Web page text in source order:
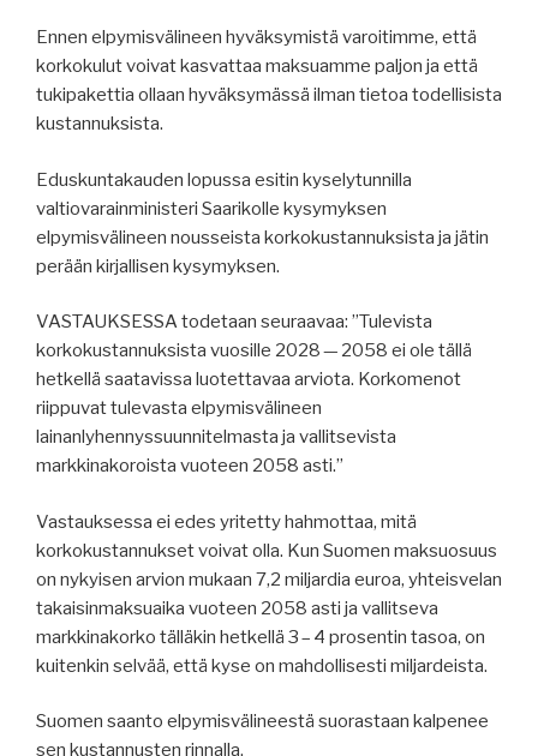
Ennen elpymisvälineen hyväksymistä varoitimme, että
korkokulut voivat kasvattaa maksuamme paljon ja että
tukipakettia ollaan hyväksymässä ilman tietoa todellisista
kustannuksista.
Eduskuntakauden lopussa esitin kyselytunnilla
valtiovarainministeri Saarikolle kysymyksen
elpymisvälineen nousseista korkokustannuksista ja jätin
perään kirjallisen kysymyksen.
VASTAUKSESSA todetaan seuraavaa: ”Tulevista
korkokustannuksista vuosille 2028 — 2058 ei ole tällä
hetkellä saatavissa luotettavaa arviota. Korkomenot
riippuvat tulevasta elpymisvälineen
lainanlyhennyssuunnitelmasta ja vallitsevista
markkinakoroista vuoteen 2058 asti.”
Vastauksessa ei edes yritetty hahmottaa, mitä
korkokustannukset voivat olla. Kun Suomen maksuosuus
on nykyisen arvion mukaan 7,2 miljardia euroa, yhteisvelan
takaisinmaksuaika vuoteen 2058 asti ja vallitseva
markkinakorko tälläkin hetkellä 3 – 4 prosentin tasoa, on
kuitenkin selvää, että kyse on mahdollisesti miljardeista.
Suomen saanto elpymisvälineestä suorastaan kalpenee
sen kustannusten rinnalla.